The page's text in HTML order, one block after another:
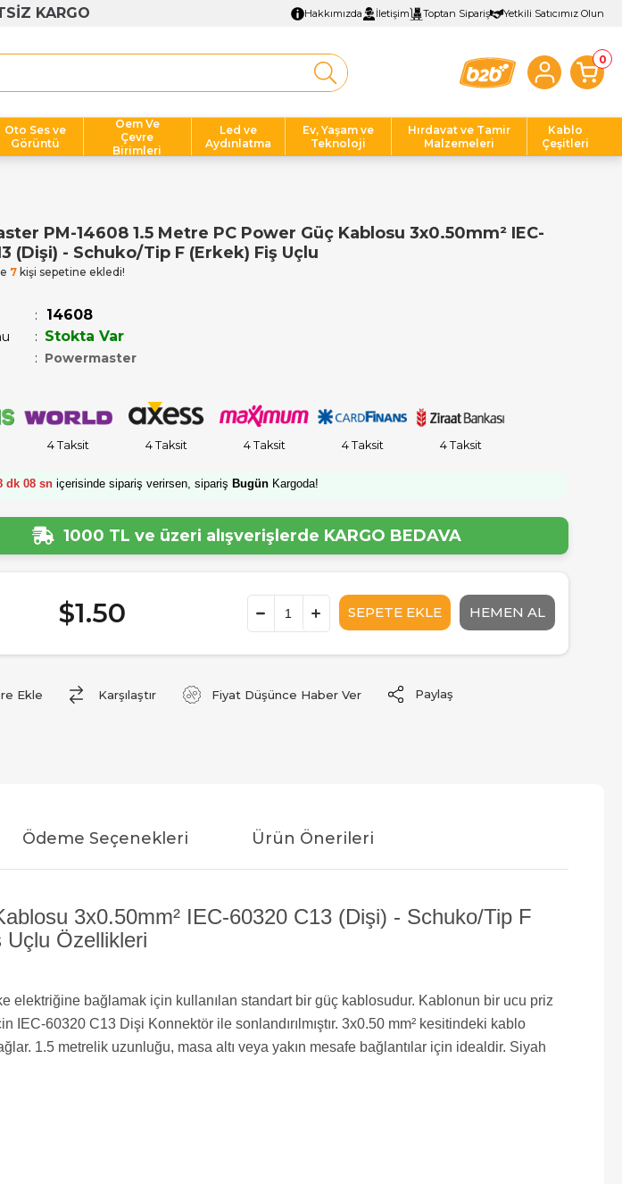
KARGO Hakkımızda İletişim Toptan Sipariş Yetkili Satıcımız Olun
0
Oto Ses ve
Görüntü
Oem Ve
Çevre
Birimleri
Led ve
Aydınlatma
Ev, Yaşam ve
Teknoloji
Hırdavat ve Tamir
Malzemeleri
Kablo
Çeşitleri
PM-14608 1.5 Metre PC Power Güç Kablosu 3x0.50mm² IEC-
(Dişi) - Schuko/Tip F (Erkek) Fiş Uçlu
7 kişi sepetine ekledi!
14608
: Stokta Var
: Powermaster
4 Taksit 4 Taksit 4 Taksit 4 Taksit 4 Taksit
dk 07 sn içerisinde sipariş verirsen, sipariş Bugün Kargoda!
1000 TL ve üzeri alışverişlerde KARGO BEDAVA
$1.50
Ekle Karşılaştır Fiyat Düşünce Haber Ver Paylaş
Ödeme Seçenekleri Ürün Önerileri
3x0.50mm² IEC-60320 C13 (Dişi) - Schuko/Tip F
Uçlu Özellikleri
elektriğine bağlamak için kullanılan standart bir güç kablosudur. Kablonun bir ucu priz
IEC-60320 C13 Dişi Konnektör ile sonlandırılmıştır. 3x0.50 mm² kesitindeki kablo
1.5 metrelik uzunluğu, masa altı veya yakın mesafe bağlantılar için idealdir. Siyah